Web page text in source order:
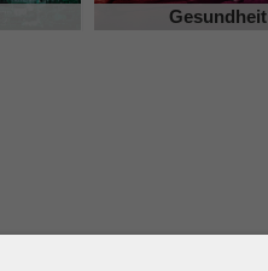
Gesundheit